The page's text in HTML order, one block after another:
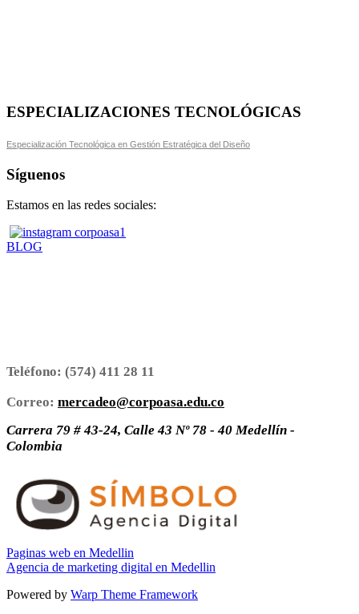
ESPECIALIZACIONES TECNOLÓGICAS
Especialización Tecnológica en Gestión Estratégica del Diseño
Síguenos
Estamos en las redes sociales:
BLOG
Teléfono: (574) 411 28 11
Correo: mercadeo@corpoasa.edu.co
Carrera 79 # 43-24, Calle 43 Nº 78 - 40 Medellín -
Colombia
Paginas web en Medellin
Agencia de marketing digital en Medellin
Powered by Warp Theme Framework